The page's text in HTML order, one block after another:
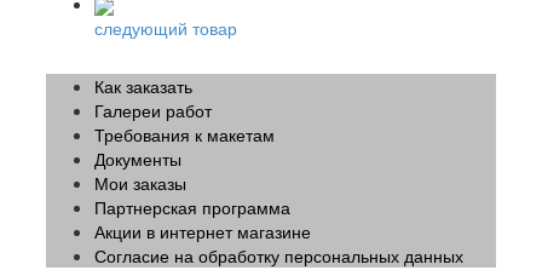
следующий товар
Как заказать
Галереи работ
Требования к макетам
Документы
Мои заказы
Партнерская программа
Акции в интернет магазине
Согласие на обработку персональных данных